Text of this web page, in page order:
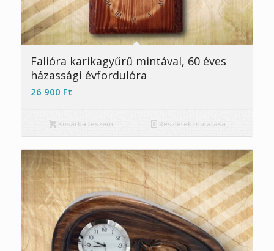
4.89
Falióra karikagyűrű mintával, 60 éves
házassági évfordulóra
26 900 Ft
Kosárba teszem Részletek mutatása